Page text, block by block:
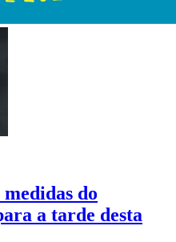
do
a tarde desta